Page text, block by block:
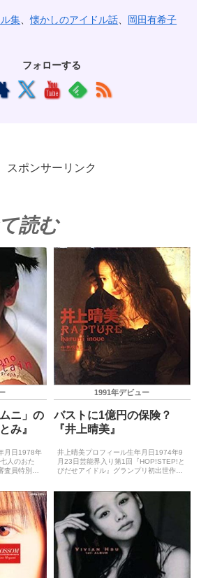
集 、懐かしのアイドル話
岡田有希子
フォローする
スポンサーリンク
読む
ニ」の
み』
月日1978年
人のおた
査員特別賞
（最優秀新
1991年デビュー
バストに1億円の保険？
『井上晴美』
井上晴美プロフィール生年月日1974年9
月23日芸能界入り第1回『HOP!STEP!と
びだせアイドル』グランプリ初出世作TV
で）主要音楽祭受賞歴（最優秀新人